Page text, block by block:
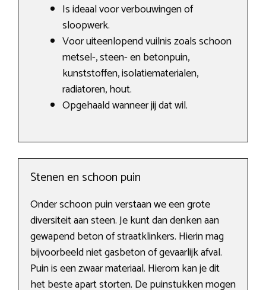
Is ideaal voor verbouwingen of
sloopwerk.
Voor uiteenlopend vuilnis zoals schoon
metsel-, steen- en betonpuin,
kunststoffen, isolatiematerialen,
radiatoren, hout.
Opgehaald wanneer jij dat wil.
Stenen en schoon puin
Onder schoon puin verstaan we een grote
diversiteit aan steen. Je kunt dan denken aan
gewapend beton of straatklinkers. Hierin mag
bijvoorbeeld niet gasbeton of gevaarlijk afval.
Puin is een zwaar materiaal. Hierom kan je dit
het beste apart storten. De puinstukken mogen